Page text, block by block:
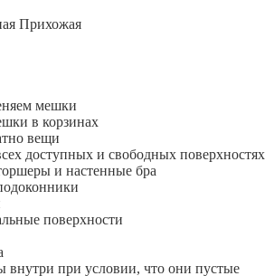
мешки
в корзинах
вещи
доступных и свободных поверхностях
и настенные бра
поверхности
при условии, что они пустые